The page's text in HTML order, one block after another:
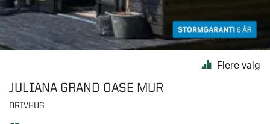
Flere valg
JULIANA GRAND OASE MUR
DRIVHUS